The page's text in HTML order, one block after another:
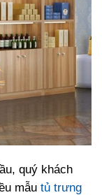
quý khách
mẫu tủ trưng